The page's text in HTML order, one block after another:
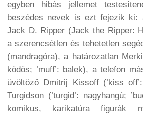
egyben hibás jellemet
beszédes nevek is ezt fejezik ki:
Jack D. Ripper (Jack the Ripper:
a szerencsétlen és tehetetlen
(mandragóra), a határozatlan
ködös; ’muff’: balek), a telefon
üvöltöző Dmitrij Kissoff (’kiss
Turgidson (’turgid’: nagyhangú;
komikus, karikatúra figurák